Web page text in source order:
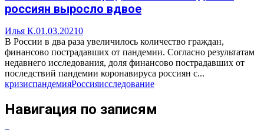
россиян выросло вдвое
Илья К.01.03.20210
В России в два раза увеличилось количество граждан,
финансово пострадавших от пандемии. Согласно результатам
недавнего исследования, доля финансово пострадавших от
последствий пандемии коронавируса россиян с...
кризиспандемияРоссияисследование
Навигация по записям